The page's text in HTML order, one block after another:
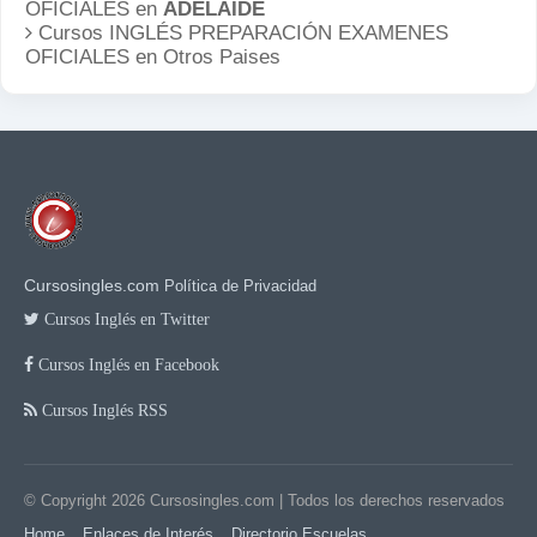
OFICIALES en ADELAIDE
Cursos INGLÉS PREPARACIÓN EXAMENES
OFICIALES en Otros Paises
Cursosingles.com Política de Privacidad
Cursos Inglés en Twitter
Cursos Inglés en Facebook
Cursos Inglés RSS
© Copyright 2026 Cursosingles.com | Todos los derechos reservados